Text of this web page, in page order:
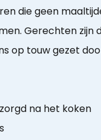
die geen
Gerechten zijn
op touw gezet
na het koken